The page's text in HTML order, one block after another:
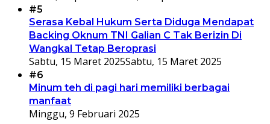
#5
Serasa Kebal Hukum Serta Diduga Mendapat
Backing Oknum TNI Galian C Tak Berizin Di
Wangkal Tetap Beroprasi
Sabtu, 15 Maret 2025Sabtu, 15 Maret 2025
#6
Minum teh di pagi hari memiliki berbagai
manfaat
Minggu, 9 Februari 2025